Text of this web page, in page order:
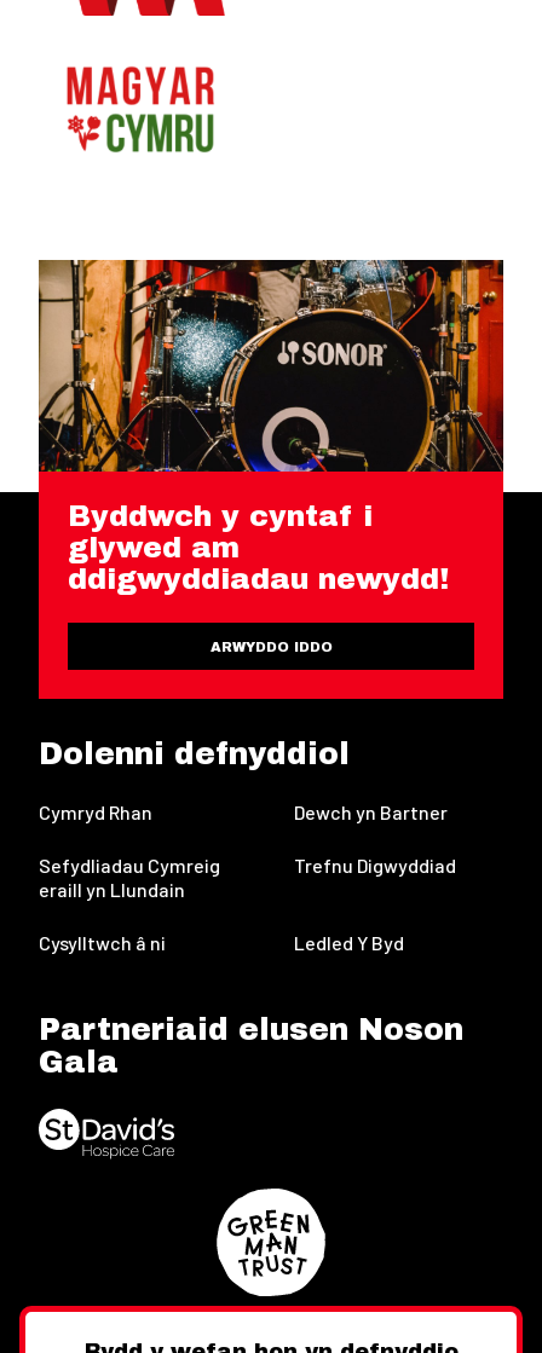
Byddwch y cyntaf i
glywed am
ddigwyddiadau newydd!
ARWYDDO IDDO
Dolenni defnyddiol
Cymryd Rhan Dewch yn Bartner
Sefydliadau Cymreig
eraill yn Llundain
Trefnu Digwyddiad
Cysylltwch â ni Ledled Y Byd
Partneriaid elusen Noson
Gala